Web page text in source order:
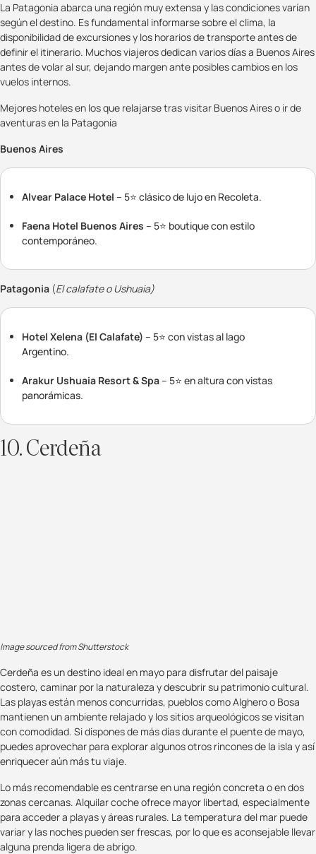
La Patagonia abarca una región muy extensa y las condiciones varían
según el destino. Es fundamental informarse sobre el clima, la
disponibilidad de excursiones y los horarios de transporte antes de
definir el itinerario. Muchos viajeros dedican varios días a Buenos Aires
antes de volar al sur, dejando margen ante posibles cambios en los
vuelos internos.
Mejores hoteles en los que relajarse tras visitar Buenos Aires o ir de
aventuras en la Patagonia
Buenos Aires
Alvear Palace Hotel – 5⭐ clásico de lujo en Recoleta.
Faena Hotel Buenos Aires – 5⭐ boutique con estilo
contemporáneo.
Patagonia (El calafate o Ushuaia)
Hotel Xelena (El Calafate) – 5⭐ con vistas al lago
Argentino.
Arakur Ushuaia Resort & Spa– 5⭐ en altura con vistas
panorámicas.
10. Cerdeña
Image sourced from Shutterstock
Cerdeña es un destino ideal en mayo para disfrutar del paisaje
costero, caminar por la naturaleza y descubrir su patrimonio cultural.
Las playas están menos concurridas, pueblos como Alghero o Bosa
mantienen un ambiente relajado y los sitios arqueológicos se visitan
con comodidad. Si dispones de más días durante el puente de mayo,
puedes aprovechar para explorar algunos otros rincones de la isla y así
enriquecer aún más tu viaje.
Lo más recomendable es centrarse en una región concreta o en dos
zonas cercanas. Alquilar coche ofrece mayor libertad, especialmente
para acceder a playas y áreas rurales. La temperatura del mar puede
variar y las noches pueden ser frescas, por lo que es aconsejable llevar
alguna prenda ligera de abrigo.